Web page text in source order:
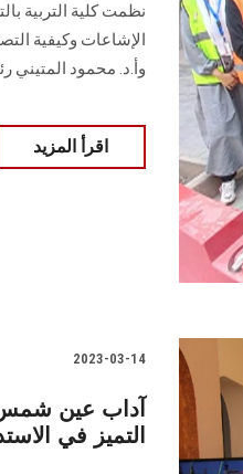
نظمت كلية التربية
الإشاعات وكيفية
وأ.د. محمود المتيني
اقرأ المزيد
2023-03-14
آداب عين شمس
التميز في